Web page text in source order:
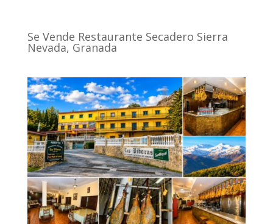
Se Vende Restaurante Secadero Sierra
Nevada, Granada